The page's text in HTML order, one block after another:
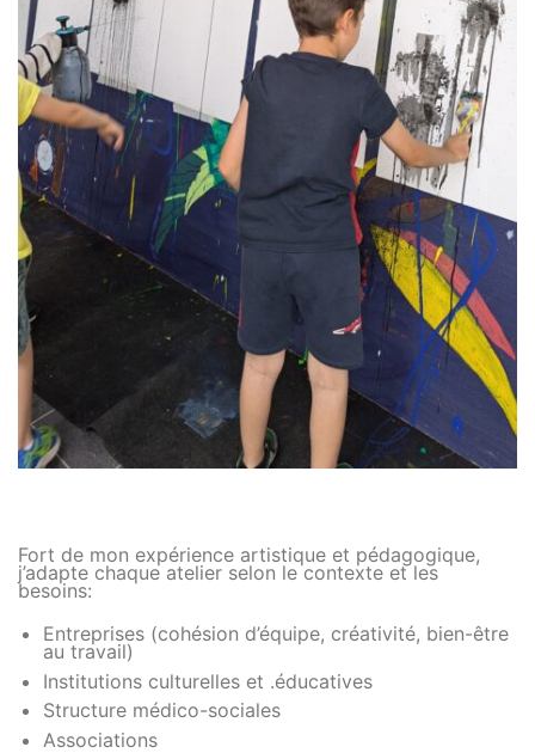
Fort de mon expérience artistique et pédagogique,
j’adapte chaque atelier selon le contexte et les
besoins:
Entreprises (cohésion d’équipe, créativité, bien-être
au travail)
Institutions culturelles et .éducatives
Structure médico-sociales
Associations